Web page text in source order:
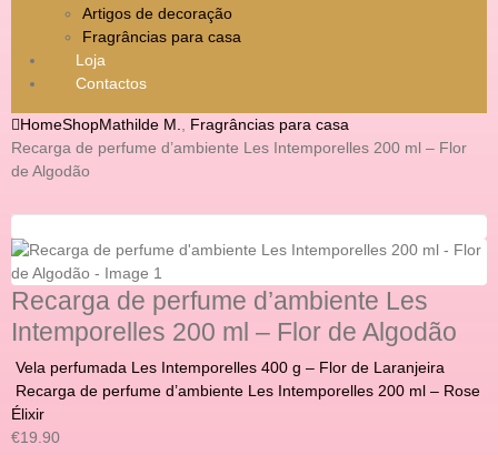
Artigos de decoração
Fragrâncias para casa
Loja
Contactos
HomeShopMathilde M.
Fragrâncias para casa
Recarga de perfume d’ambiente Les Intemporelles 200 ml – Flor
de Algodão
Recarga de perfume d’ambiente Les
Intemporelles 200 ml – Flor de Algodão
Vela perfumada Les Intemporelles 400 g – Flor de Laranjeira
Recarga de perfume d’ambiente Les Intemporelles 200 ml – Rose
Élixir
€19.90